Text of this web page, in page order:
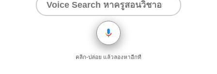
คลิก-ปล่อย แล้วลองหาอีกที